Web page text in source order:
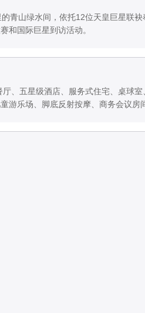
青山绿水间，依托12位天皇巨星联
和国际巨星到访活动。
、五星级酒店、服务式住宅、桌球
游乐场、脚底反射按摩、商务会议房